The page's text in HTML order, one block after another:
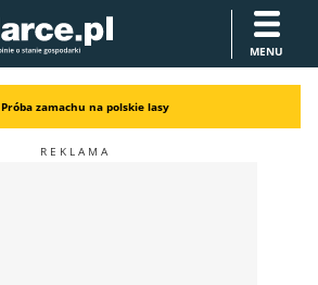
MENU
Próba zamachu na polskie lasy